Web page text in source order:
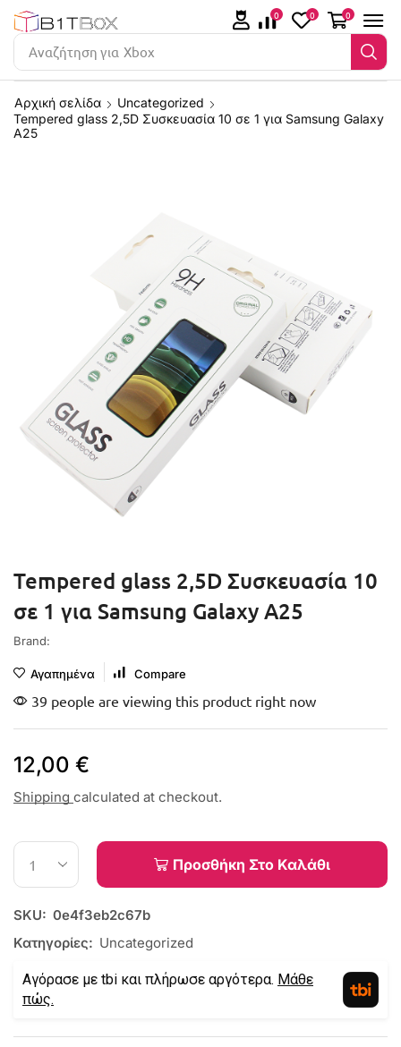
Αναζήτηση για
0 0 0
Αρχική σελίδα
Uncategorized
Tempered glass 2,5D Συσκευασία 10 σε 1 για Samsung Galaxy
A25
Tempered glass 2,5D Συσκευασία 10
σε 1 για Samsung Galaxy A25
Brand:
Αγαπημένα Compare
39 people are viewing this product right now
12,00 €
Shipping calculated at checkout.
Προσθήκη Στο Καλάθι
SKU: 0e4f3eb2c67b
Κατηγορίες: Uncategorized
Αγόρασε με tbi και πλήρωσε αργότερα. Μάθε
πώς.